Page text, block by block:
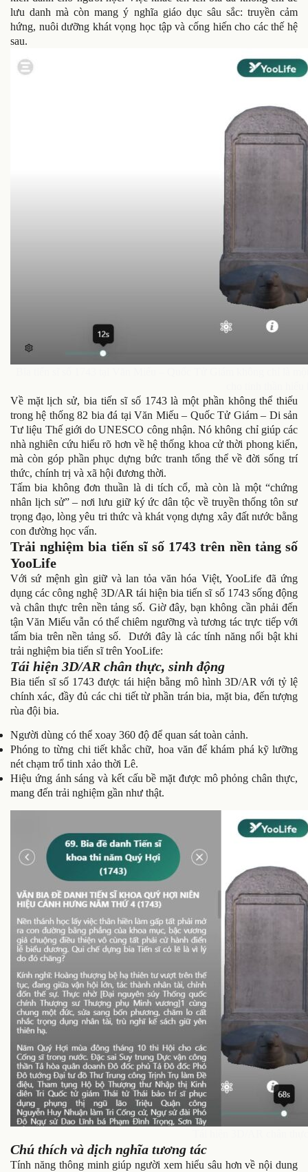
lưu danh mà còn mang ý nghĩa giáo dục sâu sắc: truyền cảm
hứng, nuôi dưỡng khát vọng học tập và cống hiến cho các thế hệ
sau.
Về mặt lịch sử, bia tiến sĩ số 1743 là một phần không thể thiếu
trong hệ thống 82 bia đá tại Văn Miếu – Quốc Tử Giám – Di sản
Tư liệu Thế giới do UNESCO công nhận. Nó không chỉ giúp các
nhà nghiên cứu hiểu rõ hơn về hệ thống khoa cử thời phong kiến,
mà còn góp phần phục dựng bức tranh tổng thể về đời sống trí
thức, chính trị và xã hội đương thời.
Tấm bia không đơn thuần là di tích cổ, mà còn là một “chứng
nhân lịch sử” – nơi lưu giữ ký ức dân tộc về truyền thống tôn sư
trọng đạo, lòng yêu tri thức và khát vọng dựng xây đất nước bằng
con đường học vấn.
Trải nghiệm bia tiến sĩ số 1743 trên nền tảng số
YooLife
Với sứ mệnh gìn giữ và lan tỏa văn hóa Việt, YooLife đã ứng
dụng các công nghệ 3D/AR tái hiện bia tiến sĩ số 1743 sống động
và chân thực trên nền tảng số. Giờ đây, bạn không cần phải đến
tận Văn Miếu vẫn có thể chiêm ngưỡng và tương tác trực tiếp với
tấm bia trên nền tảng số. Dưới đây là các tính năng nổi bật khi
trải nghiệm bia tiến sĩ trên YooLife:
Tái hiện 3D/AR chân thực, sinh động
Bia tiến sĩ số 1743 được tái hiện bằng mô hình 3D/AR với tỷ lệ
chính xác, đầy đủ các chi tiết từ phần trán bia, mặt bia, đến tượng
rùa đội bia.
Người dùng có thể xoay 360 độ để quan sát toàn cảnh.
Phóng to từng chi tiết khắc chữ, hoa văn để khám phá kỹ lưỡng
nét chạm trổ tinh xảo thời Lê.
Hiệu ứng ánh sáng và kết cấu bề mặt được mô phỏng chân thực,
mang đến trải nghiệm gần như thật.
Chú thích và dịch nghĩa tương tác
Tính năng thông minh giúp người xem hiểu sâu hơn về nội dung